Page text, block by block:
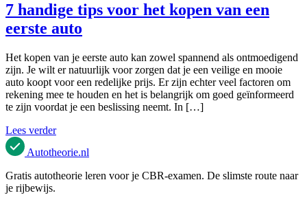
7 handige tips voor het kopen van een
eerste auto
Het kopen van je eerste auto kan zowel spannend als ontmoedigend
zijn. Je wilt er natuurlijk voor zorgen dat je een veilige en mooie
auto koopt voor een redelijke prijs. Er zijn echter veel factoren om
rekening mee te houden en het is belangrijk om goed geïnformeerd
te zijn voordat je een beslissing neemt. In […]
Lees verder
Autotheorie.nl
Gratis autotheorie leren voor je CBR-examen. De slimste route naar
je rijbewijs.